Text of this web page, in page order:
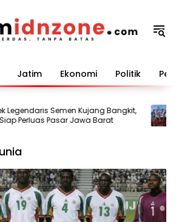
Jatim Ekonomi Politik
Semen Kujang Bangkit,
Perluas Pasar Jawa Barat